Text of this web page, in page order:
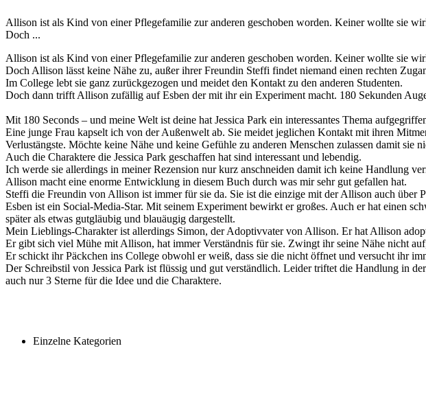
Allison ist als Kind von einer Pflegefamilie zur anderen geschoben worden. Keiner wollte sie
Doch ...
Allison ist als Kind von einer Pflegefamilie zur anderen geschoben worden. Keiner wollte sie
Doch Allison lässt keine Nähe zu, außer ihrer Freundin Steffi findet niemand einen rechten
Im College lebt sie ganz zurückgezogen und meidet den Kontakt zu den anderen Studenten.
Doch dann trifft Allison zufällig auf Esben der mit ihr ein Experiment macht. 180 Sekunden
Mit 180 Seconds – und meine Welt ist deine hat Jessica Park ein interessantes Thema
Eine junge Frau kapselt ich von der Außenwelt ab. Sie meidet jeglichen Kontakt mit ihren
Verlustängste. Möchte keine Nähe und keine Gefühle zu anderen Menschen zulassen damit
Auch die Charaktere die Jessica Park geschaffen hat sind interessant und lebendig.
Ich werde sie allerdings in meiner Rezension nur kurz anschneiden damit ich keine Handlung
Allison macht eine enorme Entwicklung in diesem Buch durch was mir sehr gut gefallen hat.
Steffi die Freundin von Allison ist immer für sie da. Sie ist die einzige mit der Allison auch über
Esben ist ein Social-Media-Star. Mit seinem Experiment bewirkt er großes. Auch er hat einen
später als etwas gutgläubig und blauäugig dargestellt.
Mein Lieblings-Charakter ist allerdings Simon, der Adoptivvater von Allison. Er hat Allison
Er gibt sich viel Mühe mit Allison, hat immer Verständnis für sie. Zwingt ihr seine Nähe nicht
Er schickt ihr Päckchen ins College obwohl er weiß, dass sie die nicht öffnet und versucht ihr
Der Schreibstil von Jessica Park ist flüssig und gut verständlich. Leider triftet die Handlung in
auch nur 3 Sterne für die Idee und die Charaktere.
Einzelne Kategorien